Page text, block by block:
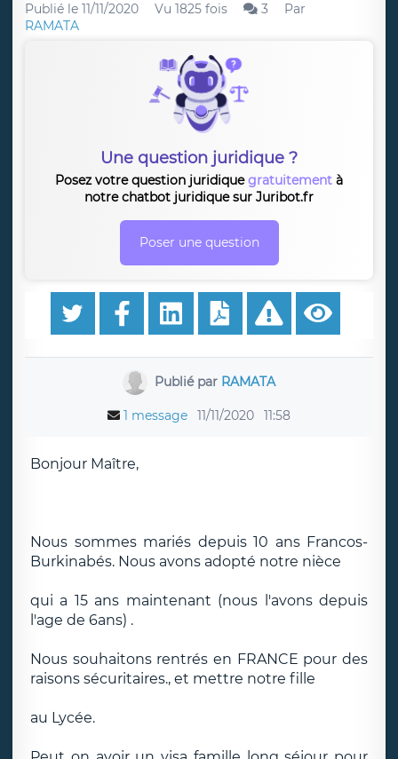
Publié le 11/11/2020 Vu 1825 fois 3
Par
RAMATA
Une question juridique ?
Posez votre question juridiquegratuitement à
notre chatbot juridique sur Juribot.fr
Poser une question
Publié par RAMATA
1 message 11/11/2020 11:58
Bonjour Maître,
Nous sommes mariés depuis 10 ans Francos-
Burkinabés. Nous avons adopté notre nièce
qui a 15 ans maintenant (nous l'avons depuis
l'age de 6ans) .
Nous souhaitons rentrés en FRANCE pour des
raisons sécuritaires., et mettre notre fille
au Lycée.